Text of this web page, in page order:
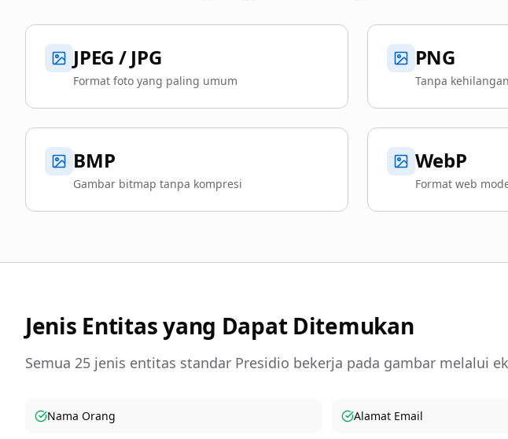
JPEG / JPG
Format foto yang paling umum
PNG
Tanpa
BMP
Gambar bitmap tanpa kompresi
WebP
Format web
Jenis Entitas yang Dapat Ditemukan
Semua 25 jenis entitas standar Presidio bekerja pada gambar melalui
Nama Orang Alamat Email